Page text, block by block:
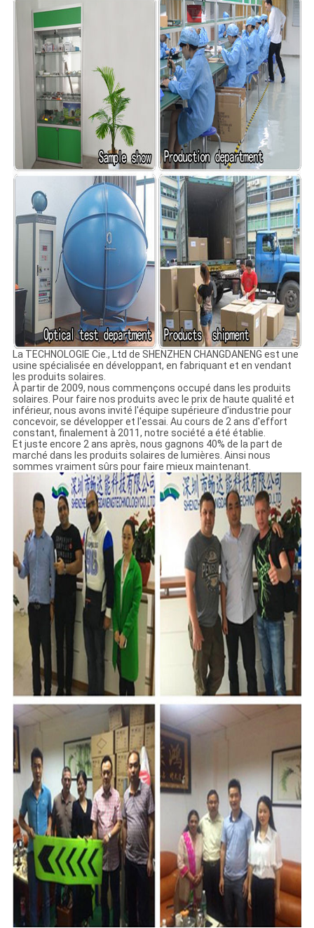
La TECHNOLOGIE Cie., Ltd de SHENZHEN CHANGDANENG est une
usine spécialisée en développant, en fabriquant et en vendant
les produits solaires.
À partir de 2009, nous commençons occupé dans les produits
solaires. Pour faire nos produits avec le prix de haute qualité et
inférieur, nous avons invité l'équipe supérieure d'industrie pour
concevoir, se développer et l'essai. Au cours de 2 ans d'effort
constant, finalement à 2011, notre société a été établie.
Et juste encore 2 ans après, nous gagnons 40% de la part de
marché dans les produits solaires de lumières. Ainsi nous
sommes vraiment sûrs pour faire mieux maintenant.